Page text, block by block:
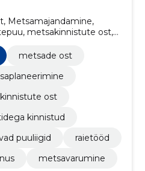
Metsamajandamine,
metsakinnistute ost,
puidukaup,
metsade ost
ost
kinnistud
puuliigid
raietööd
metsavarumine